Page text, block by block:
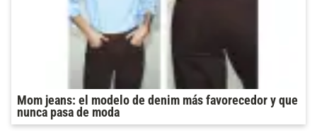
Mom jeans: el modelo de denim más favorecedor y que
nunca pasa de moda